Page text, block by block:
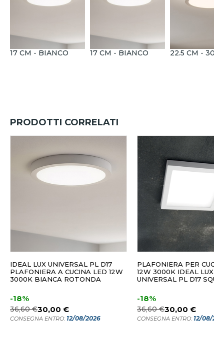
17 CM - BIANCO 17 CM - BIANCO 22.5 CM -
PRODOTTI CORRELATI
IDEAL LUX UNIVERSAL PL D17
PLAFONIERA A CUCINA LED 12W
3000K BIANCA ROTONDA
-18%
36,60 €30,00 €
CONSEGNA ENTRO: 12/08/2026
PLAFONIERA PER
12W 3000K IDEAL LUX
UNIVERSAL PL D17
-18%
36,60 €30,00 €
CONSEGNA ENTRO: 12/08/